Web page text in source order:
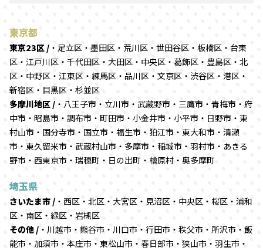
東京都
東京23区 / ・足立区・墨田区・荒川区・世田谷区・板橋区・台東
区・江戸川区・千代田区・大田区・中央区・葛飾区・豊島区・北
区・中野区・江東区・練馬区・品川区・文京区・渋谷区・港区・
新宿区・目黒区・杉並区
多摩川地区 / ・八王子市・立川市・武蔵野市・三鷹市・青梅市・府
中市・昭島市・調布市・町田市・小金井市・小平市・日野市・東
村山市・国分寺市・国立市・福生市・狛江市・東大和市・清瀬
市・東久留米市・武蔵村山市・多摩市・稲城市・羽村市・あきる
野市・西東京市・瑞穂町・日の出町・檜原村・奥多摩町
埼玉県
さいたま市 / ・西区・北区・大宮区・見沼区・中央区・桜区・浦和
区・南区・緑区・岩槻区
その他 / ・川越市・熊谷市・川口市・行田市・秩父市・所沢市・飯
能市・加須市・本庄市・東松山市・春日部市・狭山市・羽生市・